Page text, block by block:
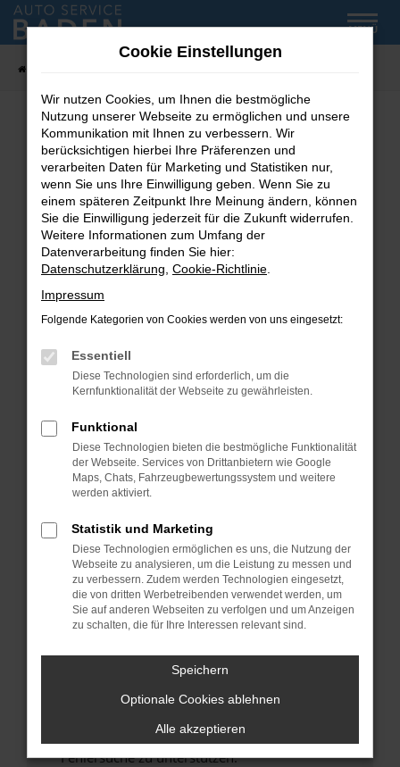
Zum
Hauptinhalt
MENÜ
Fehler: Network Error
Beim Laden ist ein Fehler aufgetreten.
Hier sind ein paar Tipps, die dir helfen können:
Überprüfe deine Firewall und deine
Internetverbindung.
Laden andere Webseiten, zum Beispiel deine
Suchmaschine?
Prüfe deine Browsererweiterungen.
können das Laden bestimmter Seiten
verhindern. Funktioniert die Seite in einem
Fenster?
Starte dein Gerät neu.
Das kann manchmal helfen, vorübergehende
Probleme zu beheben.
Betriebssystem auf dem neuesten Stand
sind.
Veraltete Software birgt nicht nur ein
Sicherheitsrisiko, sondern kann auch dazu
führen, dass bestimmte Funktionen nicht mehr
unterstützt werden.
Wende dich an den Webseitenbetreiber.
Wenn du alle oben genannten Schritte versucht
hast, kontaktiere uns bitte. Wir werden
uns diesen Text schicken, um uns bei der
Fehlersuche zu unterstützen:
Cookie Einstellungen
Wir nutzen Cookies, um Ihnen die bestmögliche
Nutzung unserer Webseite zu ermöglichen und unsere
Kommunikation mit Ihnen zu verbessern. Wir
berücksichtigen hierbei Ihre Präferenzen und
verarbeiten Daten für Marketing und Statistiken nur,
wenn Sie uns Ihre Einwilligung geben. Wenn Sie zu
einem späteren Zeitpunkt Ihre Meinung ändern, können
Sie die Einwilligung jederzeit für die Zukunft widerrufen.
Weitere Informationen zum Umfang der
Datenverarbeitung finden Sie hier:
Datenschutzerklärung Cookie-Richtlinie
Impressum
Folgende Kategorien von Cookies werden von uns eingesetzt:
Essentiell
Diese Technologien sind erforderlich, um die
Kernfunktionalität der Webseite zu gewährleisten.
Funktional
Diese Technologien bieten die bestmögliche Funktionalität
der Webseite. Services von Drittanbietern wie Google
Maps, Chats, Fahrzeugbewertungssystem und weitere
werden aktiviert.
Statistik und Marketing
Diese Technologien ermöglichen es uns, die Nutzung der
Webseite zu analysieren, um die Leistung zu messen und
zu verbessern. Zudem werden Technologien eingesetzt,
die von dritten Werbetreibenden verwendet werden, um
Sie auf anderen Webseiten zu verfolgen und um Anzeigen
zu schalten, die für Ihre Interessen relevant sind.
Speichern
Optionale Cookies ablehnen
Alle akzeptieren